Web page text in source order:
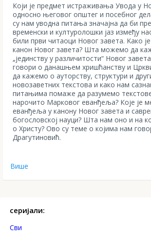
Који је предмет истраживања Увода у
односно његовог општег и посебног
су нам уводна питања значајна да би
временски и културолошки јаз између
били први читаоци Новог завета. Kако
канон Новог завета? Шта можемо да
„јединству у различитости“ Новог
говори о данашњем хришћанству и
да кажемо о ауторству, структури и
новозаветних текстова и како нам
питањима помаже да разумемо
нарочито Марковог еванђеља? Које је
еванђеља у канону Новог завета и
богословској науци? Шта нам оно и на
о Христу? Ово су теме о којима нам
Драгутиновић.
Више
серијали:
Сви